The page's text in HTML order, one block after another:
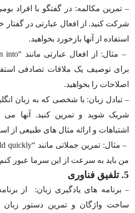
– تمرین مکالمه: در گفتگو با افراد
شرکت کنید. از افعال عبارتی در گفتار
استفاده از آنها بازخورد بخواهید.
– مثال: از افعال عبارتی مانند “into
برای توصیف یک ملاقات تصادفی
اصلاحات را بخواهید.
– تبادل زبان: با شخصی که به زبان
شریک شوید و تمرین کنید. آنها می
اشتباهات و ارائه مثال های طبیعی از
– مثال: تمرین جملاتی مانند “quickly
من باید به سرعت از این سرما عبور
5. تلفیق فناوری
– برنامه های یادگیری زبان: از
ساخت واژگان و تمرین دستور زبان